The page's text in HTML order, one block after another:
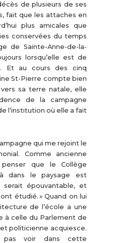
de plusieurs de ses
fait que les attaches en
plus amicales que
conservées du temps
de Sainte-Anne-de-la-
lorsqu’elle est de
Et au cours des cinq
St-Pierre compte bien
sa terre natale, elle
de la campagne
l’institution où elle a fait
qui me rejoint le
Comme ancienne
que le Collège
dans le paysage est
serait épouvantable, et
étudié. » Quand on lui
de l’école a une
à celle du Parlement de
politicienne acquiesce.
voir dans cette